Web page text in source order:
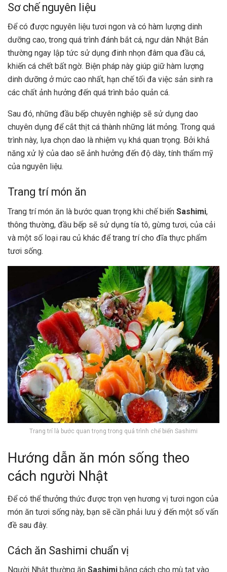
Sơ chế nguyên liệu
Để có được nguyên liệu tươi ngon và có hàm lượng dinh
dưỡng cao, trong quá trình đánh bắt cá, ngư dân Nhật Bản
thường ngay lập tức sử dụng đinh nhọn đâm qua đầu cá,
khiến cá chết bất ngờ. Biện pháp này giúp giữ hàm lượng
dinh dưỡng ở mức cao nhất, hạn chế tối đa việc sản sinh ra
các chất ảnh hưởng đến quá trình bảo quản cá.
Sau đó, những đầu bếp chuyên nghiệp sẽ sử dụng dao
chuyên dụng để cắt thịt cá thành những lát mỏng. Trong quá
trình này, lựa chọn dao là nhiệm vụ khá quan trọng. Bởi khả
năng xử lý của dao sẽ ảnh hưởng đến độ dày, tính thẩm mỹ
của nguyên liệu.
Trang trí món ăn
Trang trí món ăn là bước quan trọng khi chế biến Sashimi,
thông thường, đầu bếp sẽ sử dụng tía tô, gừng tươi, của cải
và một số loại rau củ khác để trang trí cho đĩa thực phẩm
tươi sống.
Trang trí là bước quan trọng trong quá trình chế biến Sashimi
Hướng dẫn ăn món sống theo
cách người Nhật
Để có thể thưởng thức được trọn vẹn hương vị tươi ngon của
món ăn tươi sống này, bạn sẽ cần phải lưu ý đến một số vấn
đề sau đây.
Cách ăn Sashimi chuẩn vị
Người Nhật thường ăn Sashimi bằng cách cho mù tạt vào